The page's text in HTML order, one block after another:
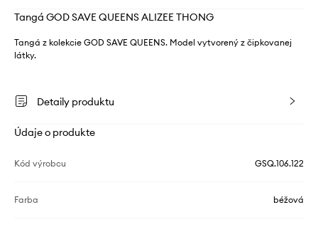
Tangá GOD SAVE QUEENS ALIZEE THONG
Tangá z kolekcie GOD SAVE QUEENS. Model vytvorený z čipkovanej
látky.
Detaily produktu
Údaje o produkte
Kód výrobcu GSQ.106.122
Farba béžová